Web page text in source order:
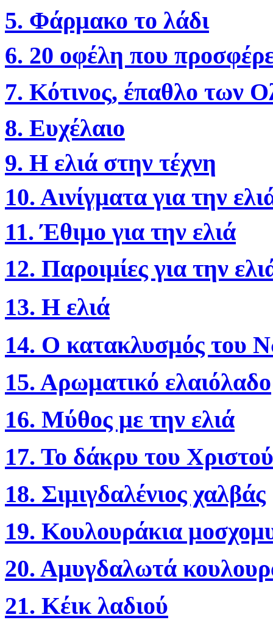
5. Φάρμακο το λάδι
6. 20 οφέλη που
7. Κότινος, έπαθλο των
8. Ευχέλαιο
9. Η ελιά στην τέχνη
10. Αινίγματα για την
11. Έθιμο για την ελιά
12. Παροιμίες για την
13. Η ελιά
14. Ο κατακλυσμός του
15. Αρωματικό ελαιόλαδο
16. Μύθος με την ελιά
17. Το δάκρυ του
18. Σιμιγδαλένιος χαλβάς
19. Κουλουράκια
20. Αμυγδαλωτά
21. Κέικ λαδιού